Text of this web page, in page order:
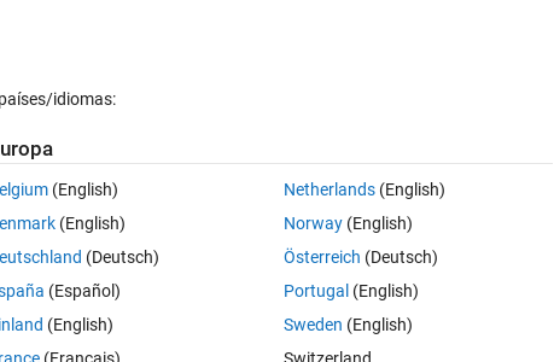
(line 82) mesh(w1,w2,fn);
Abrir en MATLAB Online
idiomas:
(English)
(English)
(Deutsch)
(Español)
(English)
Netherlands(English)
Norway(English)
Österreich (Deutsch)
Portugal (English)
Sweden (English)